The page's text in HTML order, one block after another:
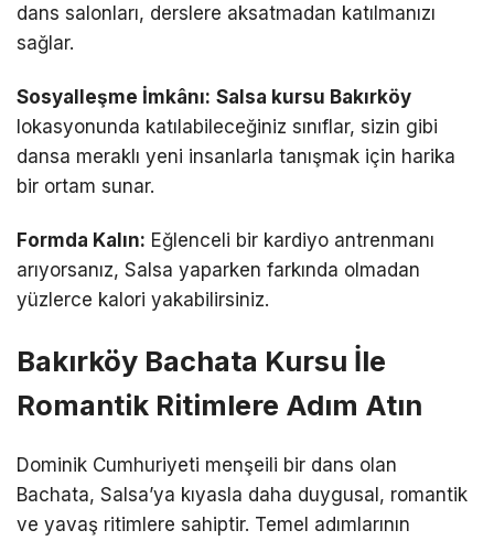
dans salonları, derslere aksatmadan katılmanızı
sağlar.
Sosyalleşme İmkânı: Salsa kursu Bakırköy
lokasyonunda katılabileceğiniz sınıflar, sizin gibi
dansa meraklı yeni insanlarla tanışmak için harika
bir ortam sunar.
Formda Kalın: Eğlenceli bir kardiyo antrenmanı
arıyorsanız, Salsa yaparken farkında olmadan
yüzlerce kalori yakabilirsiniz.
Bakırköy Bachata Kursu İle
Romantik Ritimlere Adım Atın
Dominik Cumhuriyeti menşeili bir dans olan
Bachata, Salsa’ya kıyasla daha duygusal, romantik
ve yavaş ritimlere sahiptir. Temel adımlarının